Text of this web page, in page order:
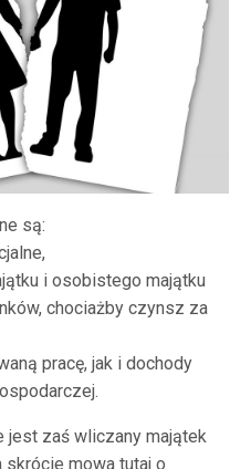
są:
i osobistego majątku
chociażby czynsz za
pracę, jak i dochody
jest zaś wliczany majątek
skrócie mowa tutaj o